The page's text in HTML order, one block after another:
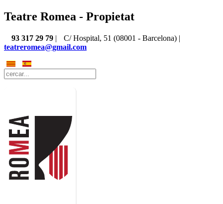
Teatre Romea - Propietat
93 317 29 79 |
C/ Hospital, 51 (08001 - Barcelona) |
teatreromea@gmail.com